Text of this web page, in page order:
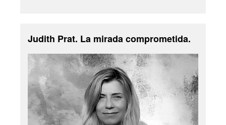
Judith Prat. La mirada comprometida.